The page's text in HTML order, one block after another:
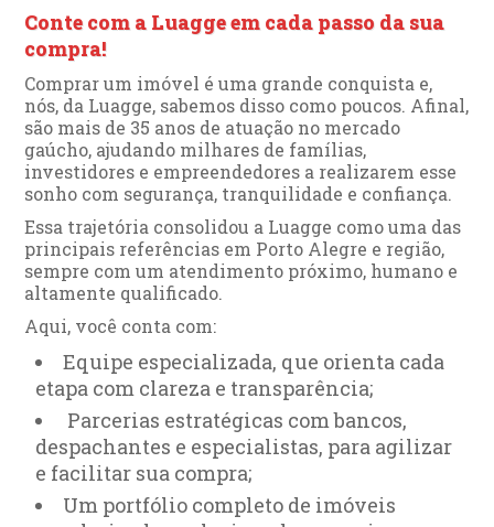
Conte com a Luagge em cada passo da sua
compra!
Comprar um imóvel é uma grande conquista e,
nós, da Luagge, sabemos disso como poucos. Afinal,
são mais de 35 anos de atuação no mercado
gaúcho, ajudando milhares de famílias,
investidores e empreendedores a realizarem esse
sonho com segurança, tranquilidade e confiança.
Essa trajetória consolidou a Luagge como uma das
principais referências em Porto Alegre e região,
sempre com um atendimento próximo, humano e
altamente qualificado.
Aqui, você conta com:
Equipe especializada, que orienta cada
etapa com clareza e transparência;
Parcerias estratégicas com bancos,
despachantes e especialistas, para agilizar
e facilitar sua compra;
Um portfólio completo de imóveis